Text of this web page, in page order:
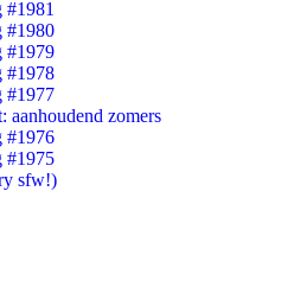
#1981
#1980
#1979
#1978
#1977
aanhoudend zomers
#1976
#1975
sfw!)